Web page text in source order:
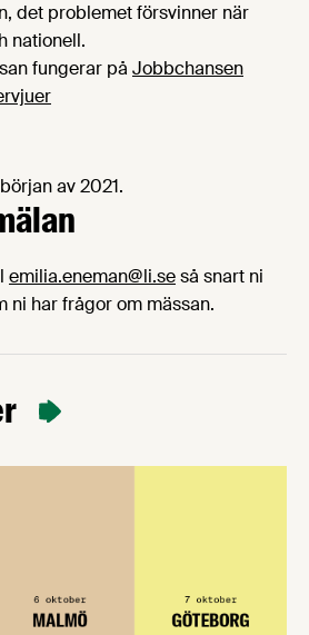
det problemet försvinner när
nationell.
fungerar på Jobbchansen
av 2021.
emilia.eneman@li.seså snart ni
ni har frågor om mässan.